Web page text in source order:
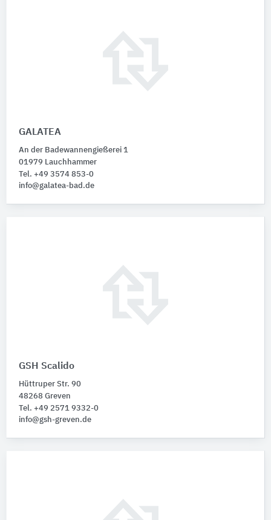
GALATEA
An der Badewannengießerei 1
01979 Lauchhammer
Tel. +49 3574 853-0
info@galatea-bad.de
GSH Scalido
Hüttruper Str. 90
48268 Greven
Tel. +49 2571 9332-0
info@gsh-greven.de